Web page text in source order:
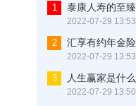
1
2022-07-29 13:53
2
2022-07-29 13:53
3
2022-07-29 13:50